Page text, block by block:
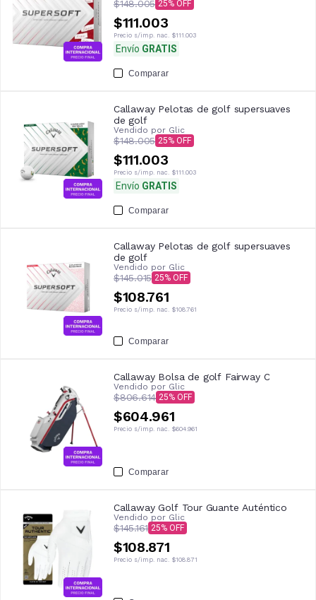
$148.005 25
$111.003
Precio s/imp. nac. $111.003
Envío GRATIS
Comparar
Callaway Pelotas de golf supersuaves
de golf
Vendido por Glic
$148.005 25
$111.003
Precio s/imp. nac. $111.003
Envío GRATIS
Comparar
Callaway Pelotas de golf supersuaves
de golf
Vendido por Glic
$145.015 25
$108.761
Precio s/imp. nac. $108.761
Comparar
Callaway Bolsa de golf Fairway C
Vendido por Glic
$806.614 25
$604.961
Precio s/imp. nac. $604.961
Comparar
Callaway Golf Tour Guante Auténtico
Vendido por Glic
$145.161 25
$108.871
Precio s/imp. nac. $108.871